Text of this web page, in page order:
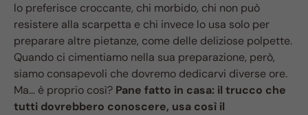
lo preferisce croccante, chi morbido, chi non può
resistere alla scarpetta e chi invece lo usa solo per
preparare altre pietanze, come delle deliziose polpette.
Quando ci cimentiamo nella sua preparazione, però,
siamo consapevoli che dovremo dedicarvi diverse ore.
Ma… è proprio così? Pane fatto in casa: il trucco che
tutti dovrebbero conoscere, usa così il